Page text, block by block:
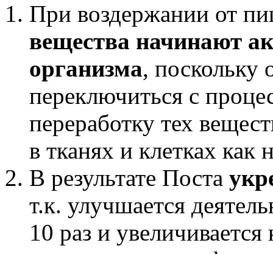
При воздержании от
вещества начинают
организма, поскольку
переключиться с
переработку тех
в тканях и клетках как
В результате Поста
т.к. улучшается
10 раз и